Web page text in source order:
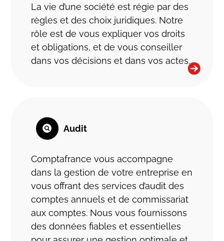
La vie d’une société est régie par des
règles et des choix juridiques. Notre
rôle est de vous expliquer vos droits
et obligations, et de vous conseiller
dans vos décisions et dans vos actes.
Audit
Comptafrance vous accompagne
dans la gestion de votre entreprise en
vous offrant des services d’audit des
comptes annuels et de commissariat
aux comptes. Nous vous fournissons
des données fiables et essentielles